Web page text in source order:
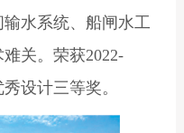
水系统、船闸水工
关。荣获2022-
设计三等奖。